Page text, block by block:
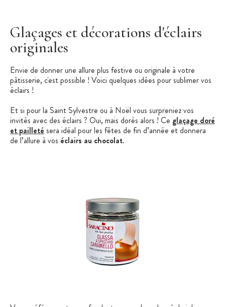
Glaçages et décorations d'éclairs
originales
Envie de donner une allure plus festive ou originale à votre
pâtisserie, c'est possible ! Voici quelques idées pour sublimer vos
éclairs !
Et si pour la Saint Sylvestre ou à Noël vous surpreniez vos
invités avec des éclairs ? Oui, mais dorés alors ! Ce glaçage doré
et pailleté sera idéal pour les fêtes de fin d’année et donnera
de l’allure à vos éclairs au chocolat.